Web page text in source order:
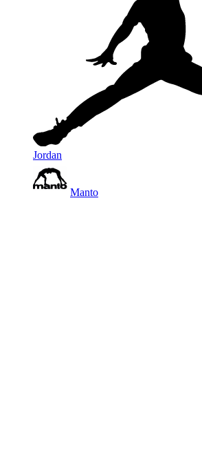
Jordan
Manto